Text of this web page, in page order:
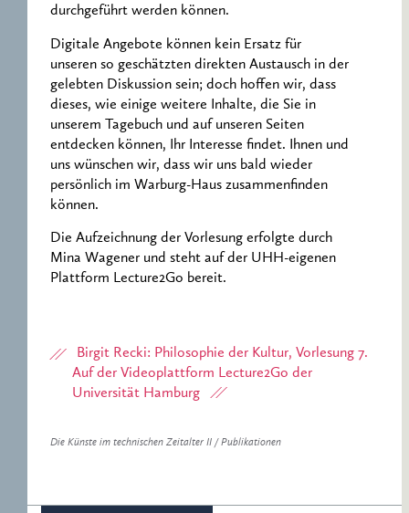
durchgeführt werden können.
Digitale Angebote können kein Ersatz für
unseren so geschätzten direkten Austausch in der
gelebten Diskussion sein; doch hoffen wir, dass
dieses, wie einige weitere Inhalte, die Sie in
unserem Tagebuch und auf unseren Seiten
entdecken können, Ihr Interesse findet. Ihnen und
uns wünschen wir, dass wir uns bald wieder
persönlich im Warburg-Haus zusammenfinden
können.
Die Aufzeichnung der Vorlesung erfolgte durch
Mina Wagener und steht auf der UHH-eigenen
Plattform Lecture2Go bereit.
Birgit Recki: Philosophie der Kultur, Vorlesung 7.
Auf der Videoplattform Lecture2Go der
Universität Hamburg
Die Künste im technischen Zeitalter II / Publikationen